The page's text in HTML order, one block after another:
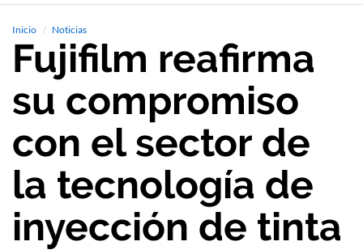
Inicio Noticias
Fujifilm reafirma
su compromiso
con el sector de
la tecnología de
inyección de tinta